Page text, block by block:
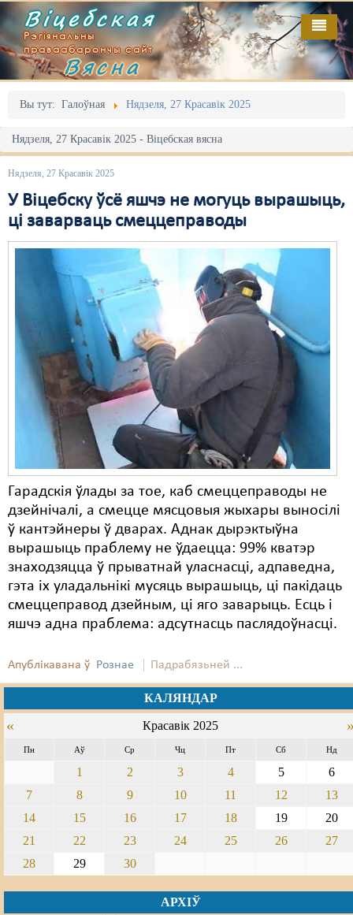
Віцебская
Рэгіянальны
праваабарончы сайт
Вясна
Вы тут: Галоўная Нядзеля, 27 Красавік 2025
Нядзеля, 27 Красавік 2025 - Віцебская вясна
Нядзеля, 27 Красавік 2025
У Віцебску ўсё яшчэ не могуць вырашыць,
ці заварваць смеццеправоды
Гарадскія ўлады за тое, каб смеццеправоды не
дзейнічалі, а смецце мясцовыя жыхары выносілі
ў кантэйнеры ў дварах. Аднак дырэктыўна
вырашыць праблему не ўдаецца: 99% кватэр
знаходзяцца ў прыватнай уласнасці, адпаведна,
гэта іх уладальнікі мусяць вырашыць, ці пакідаць
смеццеправод дзейным, ці яго заварыць. Есць і
яшчэ адна праблема: адсутнасць паслядоўнасці.
Апублікавана ў Рознае Падрабязьней ...
КАЛЯНДАР
« Красавік 2025
Пн Аў Ср Чц Пт Сб Нд
1 2 3 4 5
6
7
8 9 10 11 12
13
14
15 16 17 18 19
20
21
22 23 24 25 26
27
28
29 30
АРХІЎ
Галоўная
Адміністрацыйны перасьлед
Акцыі
Выбары
Грамадзянскія ініцыятывы
Дзяржава
Дыскрымінацыя
Затрыманьні
Карная псыхіятрыя
КПЧ ААН
Культурныя правы
Мірныя сходы
Палітвязьні
Праваабаронцы
Правы дзіцяці
Распальваньне варожасьці
Суд
Экалёгія
Правы працоўных
Выданьні
Відэа
Пра нас
RSS